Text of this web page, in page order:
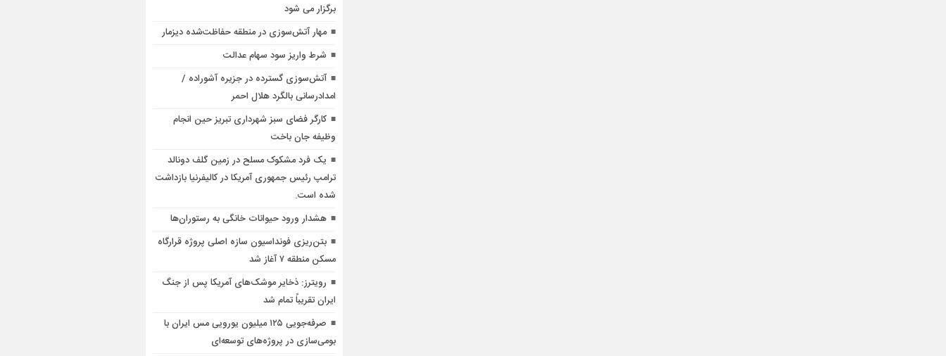
برگزار می شود
مهار آتش‌سوزی در منطقه حفاظت‌شده دیزمار
شرط واریز سود سهام عدالت
آتش‌سوزی گسترده در جزیره آشوراده /
امدادرسانی بالگرد هلال احمر
کارگر فضای سبز شهرداری تبریز حین انجام
وظیفه جان باخت
یک فرد مشکوک مسلح در زمین گلف دونالد
ترامپ رئیس جمهوری آمریکا در کالیفرنیا بازداشت
شده است.
هشدار ورود حیوانات خانگی به رستوران‌ها
بتن‌ریزی فونداسیون سازه اصلی پروژه قرارگاه
مسکن منطقه ۷ آغاز شد
رویترز: ذخایر موشک‌های آمریکا پس از جنگ
ایران تقریباً تمام شد
صرفه‌جویی ۱۲۵ میلیون یورویی مس ایران با
بومی‌سازی در پروژه‌های توسعه‌ای